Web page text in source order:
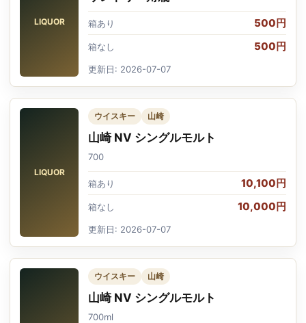
LIQUOR 箱あり 500円
箱なし 500円
更新日: 2026-07-07
LIQUOR
ウイスキー 山崎
山崎 NV シングルモルト
700
箱あり 10,100円
箱なし 10,000円
更新日: 2026-07-07
ウイスキー 山崎
山崎 NV シングルモルト
700ml